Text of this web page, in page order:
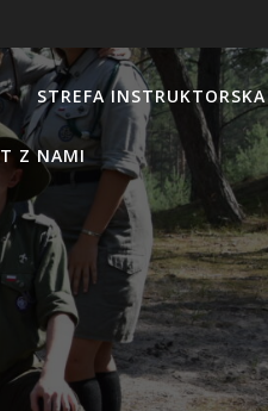
STREFA INSTRUKTORSKA
Z NAMI